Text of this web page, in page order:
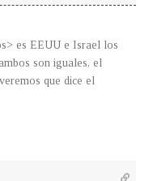
es EEUU e Israel los
son iguales, el
que dice el